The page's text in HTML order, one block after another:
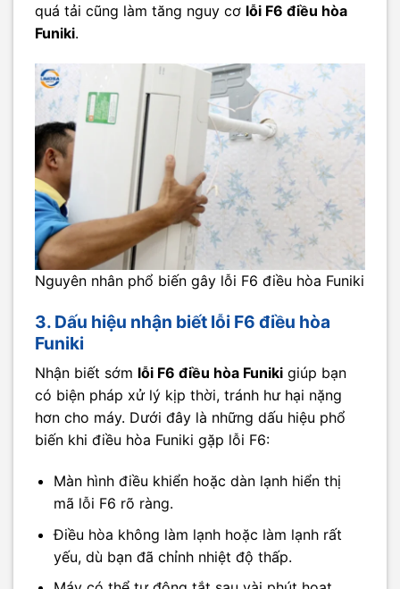
quá tải cũng làm tăng nguy cơ lỗi F6 điều hòa
Funiki.
Nguyên nhân phổ biến gây lỗi F6 điều hòa Funiki
3. Dấu hiệu nhận biết lỗi F6 điều hòa
Funiki
Nhận biết sớm lỗi F6 điều hòa Funiki giúp bạn
có biện pháp xử lý kịp thời, tránh hư hại nặng
hơn cho máy. Dưới đây là những dấu hiệu phổ
biến khi điều hòa Funiki gặp lỗi F6:
Màn hình điều khiển hoặc dàn lạnh hiển thị
mã lỗi F6 rõ ràng.
Điều hòa không làm lạnh hoặc làm lạnh rất
yếu, dù bạn đã chỉnh nhiệt độ thấp.